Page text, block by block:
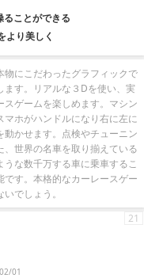
ることができる
より美しく
物にこだわったグラフィックで
ます。リアルな３Dを使い、実
ゲームを楽しめます。マシン
ホがハンドルになり右に左に
かせます。点検やチューニン
世界の名車を取り揃えている
な数千万する車に乗車するこ
す。本格的なカーレースゲー
でしょう。
01
21